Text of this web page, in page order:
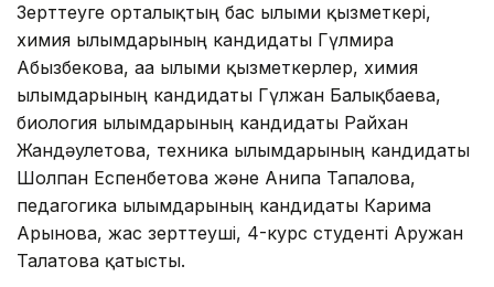
Зерттеуге орталықтың бас ғылыми қызметкері,
химия ғылымдарының кандидаты Гүлмира
Абызбекова, аға ғылыми қызметкерлер, химия
ғылымдарының кандидаты Гүлжан Балықбаева,
биология ғылымдарының кандидаты Райхан
Жандәулетова, техника ғылымдарының кандидаты
Шолпан Еспенбетова және Анипа Тапалова,
педагогика ғылымдарының кандидаты Карима
Арынова, жас зерттеуші, 4-курс студенті Аружан
Талғатова қатысты.